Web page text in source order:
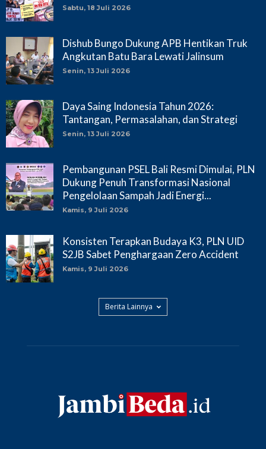
Sabtu, 18 Juli 2026
Dishub Bungo Dukung APB Hentikan Truk
Angkutan Batu Bara Lewati Jalinsum
Senin, 13 Juli 2026
Daya Saing Indonesia Tahun 2026:
Tantangan, Permasalahan, dan Strategi
Senin, 13 Juli 2026
Pembangunan PSEL Bali Resmi Dimulai, PLN
Dukung Penuh Transformasi Nasional
Pengelolaan Sampah Jadi Energi...
Kamis, 9 Juli 2026
Konsisten Terapkan Budaya K3, PLN UID
S2JB Sabet Penghargaan Zero Accident
Kamis, 9 Juli 2026
Berita Lainnya